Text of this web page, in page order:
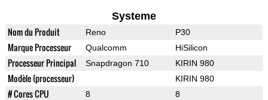
Systeme
Nom du Produit Reno P30
Marque Processeur Qualcomm HiSilicon
Processeur Principal Snapdragon 710 KIRIN 980
Modèle (processeur) KIRIN 980
# Cores CPU 8 8